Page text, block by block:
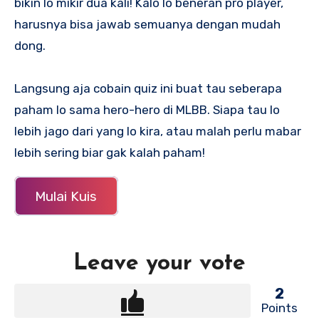
harusnya bisa jawab semuanya dengan mudah
dong.
Langsung aja cobain quiz ini buat tau seberapa
paham lo sama hero-hero di MLBB. Siapa tau lo
lebih jago dari yang lo kira, atau malah perlu mabar
lebih sering biar gak kalah paham!
Mulai Kuis
Leave your vote
2
Points